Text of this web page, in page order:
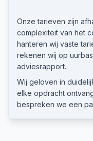
Onze tarieven zijn
complexiteit van het
hanteren wij vaste
rekenen wij op
adviesrapport.
Wij geloven in
elke opdracht
bespreken we een